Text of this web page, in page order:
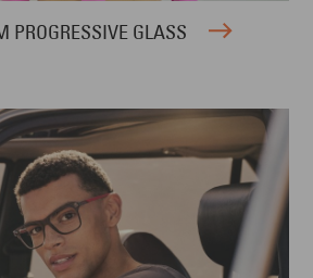
PROGRESSIVE GLASS